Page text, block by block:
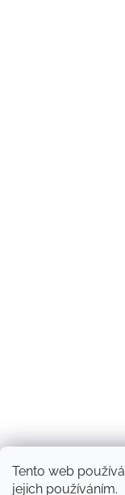
Tento web
jejich používáním.